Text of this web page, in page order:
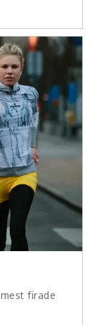
firade